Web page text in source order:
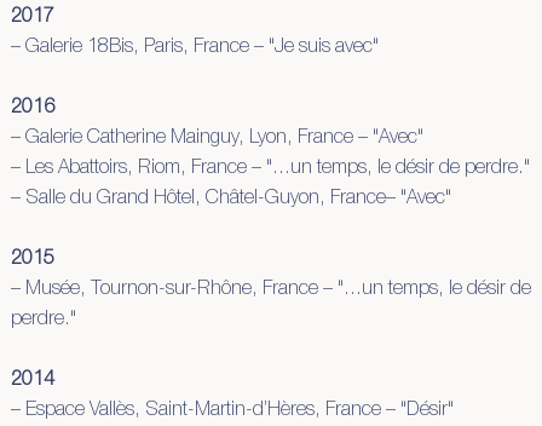
2017
– Galerie 18Bis, Paris, France – "Je suis avec"
2016
– Galerie Catherine Mainguy, Lyon, France – "Avec"
– Les Abattoirs, Riom, France – "...un temps, le désir de perdre."
– Salle du Grand Hôtel, Châtel-Guyon, France– "Avec"
2015
– Musée, Tournon-sur-Rhône, France – "...un temps, le désir de
perdre."
2014
– Espace Vallès, Saint-Martin-d’Hères, France – "Désir"